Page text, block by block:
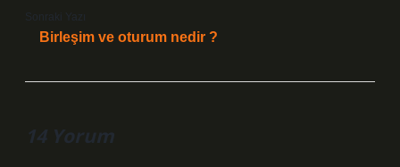
Sonraki Yazı
Birleşim ve oturum nedir ?
14 Yorum